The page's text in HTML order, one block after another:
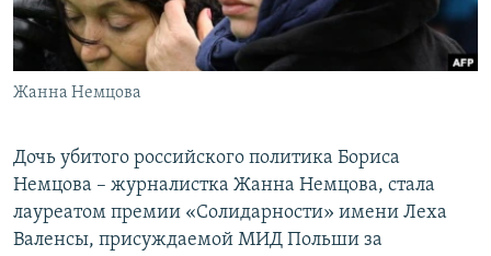
ПОБЕДИТЕЛЕЙ НЕ СУДЯТ?
КРЫМ.НЕПОКОРЕННЫЙ
ELIFBE
ПРИСОЕДИНЯЙТЕСЬ!
Все сайты RFE/RL
Жанна Немцова
Дочь убитого российского политика Бориса
Немцова – журналистка Жанна Немцова, стала
лауреатом премии «Солидарности» имени Леха
Валенсы, присуждаемой МИД Польши за